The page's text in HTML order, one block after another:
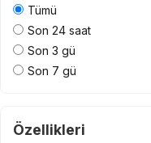
Tümü
Son 24 saat
Son 3 gü
Son 7 gü
Özellikleri